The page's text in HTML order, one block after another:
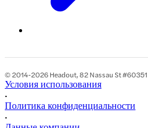
© 2014-2026 Headout, 82 Nassau St
Условия использования
•
Политика конфиденциальности
•